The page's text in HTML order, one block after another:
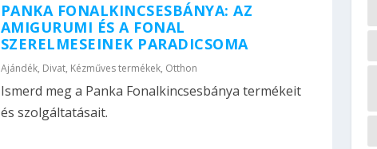
PANKA FONALKINCSESBÁNYA: AZ
AMIGURUMI ÉS A FONAL
SZERELMESEINEK PARADICSOMA
Ajándék, Divat, Kézműves termékek, Otthon
Ismerd meg a Panka Fonalkincsesbánya termékeit
és szolgáltatásait.